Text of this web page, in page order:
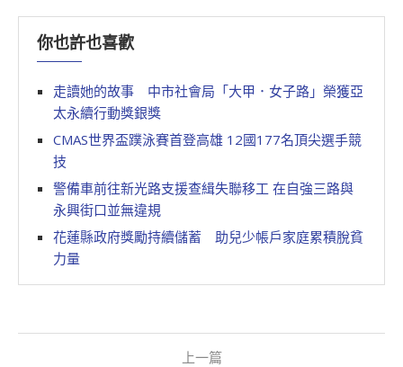
你也許也喜歡
走讀她的故事 中市社會局「大甲．女子路」榮獲亞
太永續行動獎銀獎
CMAS世界盃蹼泳賽首登高雄 12國177名頂尖選手競
技
警備車前往新光路支援查緝失聯移工 在自強三路與
永興街口並無違規
花蓮縣政府獎勵持續儲蓄 助兒少帳戶家庭累積脫貧
力量
上一篇